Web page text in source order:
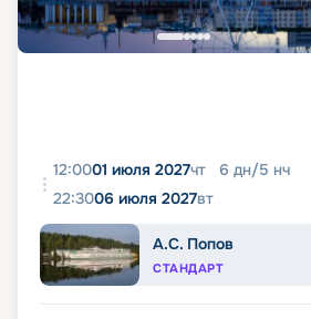
12:0001 июля 2027чт 6 дн/5 нч
22:3006 июля 2027вт
А.С. Попов
СТАНДАРТ